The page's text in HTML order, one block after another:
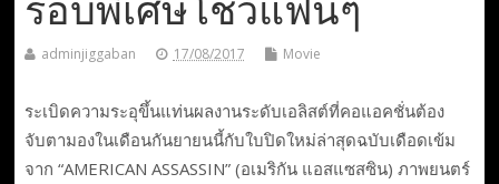
รอบพิเศษโชว์แฟนๆ
adminjiggaban 17/08/2017 Movie
ระเบิดความระอุขึ้นแท่นผลงานระดับเอลิสต์ที่คอแอคชั่นต้อง
จับตามองในเดือนกันยายนนี้กับใบปิดใหม่ล่าสุดฉบับเดือดเข้ม
จาก “AMERICAN ASSASSIN” (อเมริกัน แอสแซสซิน) ภาพยนตร์